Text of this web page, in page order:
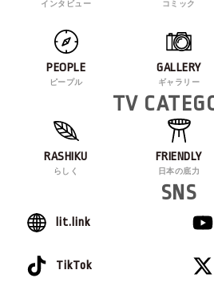
インタビュー コミック
PEOPLE
ピープル
GALLERY
ギャラリー
TV
RASHIKU
らしく
FRIENDLY
日本の底力
SNS
lit.link
TikTok